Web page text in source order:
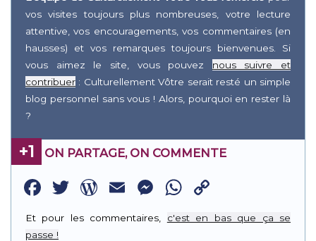
vos visites toujours plus nombreuses, votre lecture
attentive, vos encouragements, vos commentaires (en
hausses) et vos remarques toujours bienvenues. Si
vous aimez le site, vous pouvez nous suivre et
contribuer : Culturellement Vôtre serait resté un simple
blog personnel sans vous ! Alors, pourquoi en rester là
?
+1 ON PARTAGE, ON COMMENTE
Facebook
Twitter
WordPress
EmailMessenger
WhatsApp
Link
Et pour les commentaires, c'est en bas que ça se
passe !